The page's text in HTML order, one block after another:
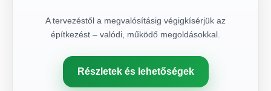
A tervezéstől a megvalósításig végigkísérjük az
építkezést – valódi, működő megoldásokkal.
Részletek és lehetőségek